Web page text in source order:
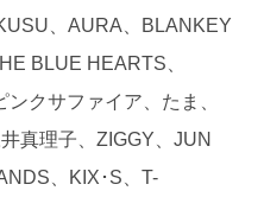
、AURA、BLANKEY
BLUE HEARTS、
クサファイア、たま、
真理子、ZIGGY、JUN
、KIX･S、T-